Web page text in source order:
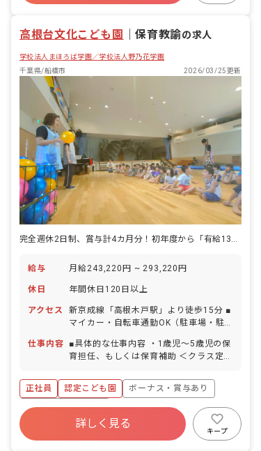
高根台文化こども園 ｜保育教諭の求人
学校法人まほろば学園／学校法人野乃花学園
千葉県/船橋市
2026/03/25更新
給与 月給243,220円 ~ 293,220円
休日 年間休日120日以上
アクセス
新京成線「高根木戸駅」より徒歩15分 ■
マイカー・自転車通勤OK（駐車場・駐
仕事内容
■具体的な仕事内容 ・1歳児～5歳児の保
育担任、もしくは保育補助 ＜クラス定員
名 3歳児クラス 60名 4歳児クラス 60
名 5歳児クラス 60名 ■保育のこだわり
・子どもたちの主体性を大切にし、一人
ひとりの心に寄り添った保育をしていま
す。 ・緑豊かな園庭、うさぎやチャボな
どの様々な生き物と共に生活し、命の尊
正社員 認定こども園
ボーナス・賞与あり
年間休日120日以上
寮・住宅・家賃補助あり
社会保険完備
詳しく見る
キープ